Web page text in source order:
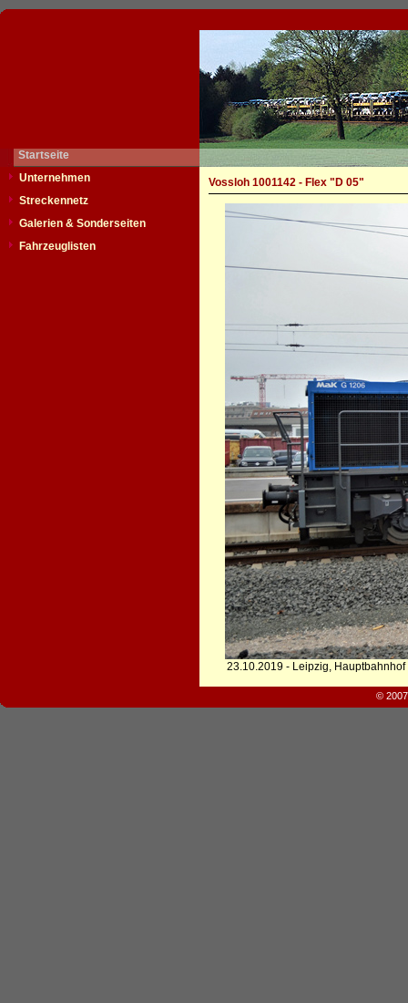
Startseite
Unternehmen
Streckennetz
Galerien & Sonderseiten
Fahrzeuglisten
Vossloh 1001142 - Flex "D 05"
23.10.2019 - Leipzig, Hauptbahnhof
©